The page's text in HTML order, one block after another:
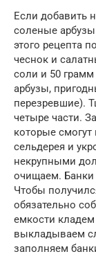
Если добавить
соленые
этого рецепта
чеснок и
соли и 50
арбузы,
перезревшие).
четыре части.
которые
сельдерея и
некрупными
очищаем.
Чтобы
обязательно
емкости кладем
выкладываем
заполняем